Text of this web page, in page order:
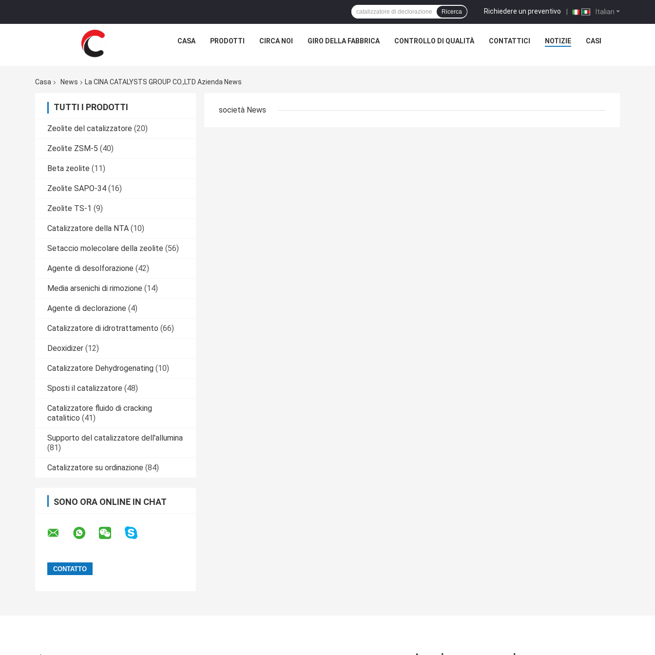
Italian
Richiedere un preventivo |
Ricerca
CASA PRODOTTI CIRCA NOI GIRO DELLA FABBRICA CONTROLLO DI QUALITÀ CONTATTICI NOTIZIE CASI
Casa News La CINA CATALYSTS GROUP CO.,LTD Azienda News
TUTTI I PRODOTTI
Zeolite del catalizzatore (20)
Zeolite ZSM-5 (40)
Beta zeolite (11)
Zeolite SAPO-34 (16)
Zeolite TS-1 (9)
Catalizzatore della NTA (10)
Setaccio molecolare della zeolite (56)
Agente di desolforazione (42)
Media arsenichi di rimozione (14)
Agente di declorazione (4)
Catalizzatore di idrotrattamento (66)
Deoxidizer (12)
Catalizzatore Dehydrogenating (10)
Sposti il catalizzatore (48)
Catalizzatore fluido di cracking
catalitico (41)
Supporto del catalizzatore dell'allumina
(81)
Catalizzatore su ordinazione (84)
SONO ORA ONLINE IN CHAT
società News